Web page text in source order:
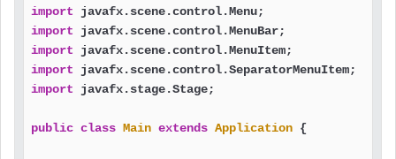
import
import
import
import
import javafx.stage.Stage;
public class Main extends Application {